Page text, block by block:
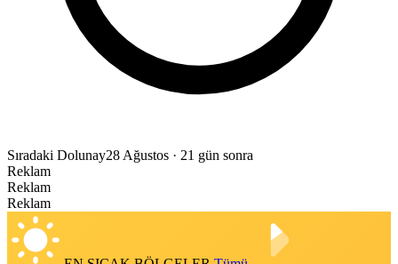
Sıradaki Dolunay28 Ağustos · 21 gün sonra
Reklam
Reklam
Reklam